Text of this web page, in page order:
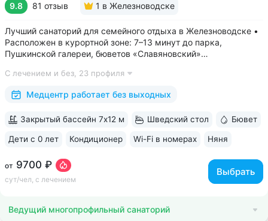
9.8 81 отзыв 1 в Железноводске
Лучший санаторий для семейного отдыха в Железноводске •
Расположен в курортной зоне: 7–13 минут до парка,
Пушкинской галереи, бюветов «Славяновский»
«Славяновская» • Все в одном здании: не нужно выходить
на улицу, чтобы получить лечение,...
С лечением и без, 23 профиля
Медцентр работает без выходных
от 9700 ₽
сут/чел, с лечением
Выбрать
Закрытый бассейн 7х12 м Шведский стол Бювет
Дети с 0 лет Кондиционер Wi-Fi в номерах Няня
ещё 6
Ведущий многопрофильный санаторий